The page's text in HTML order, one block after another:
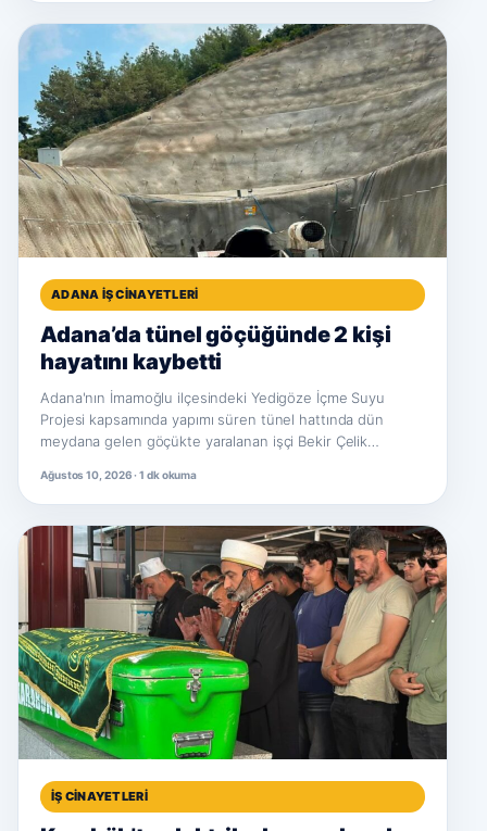
ADANA İŞ CINAYETLERI
Adana’da tünel göçüğünde 2 kişi
hayatını kaybetti
Adana'nın İmamoğlu ilçesindeki Yedigöze İçme Suyu
Projesi kapsamında yapımı süren tünel hattında dün
meydana gelen göçükte yaralanan işçi Bekir Çelik…
Ağustos 10, 2026 · 1 dk okuma
İŞ CINAYETLERI